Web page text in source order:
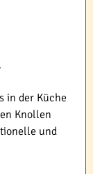
in der Küche
Knollen
und